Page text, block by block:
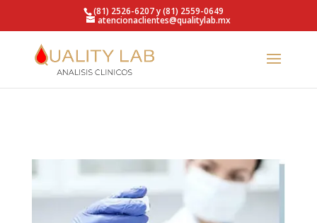
https://qualitylab.mx/(81) 2526-6207 y (81) 2559-0649
atencionaclientes@qualitylab.mx